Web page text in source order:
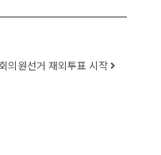
의원선거 재외투표 시작